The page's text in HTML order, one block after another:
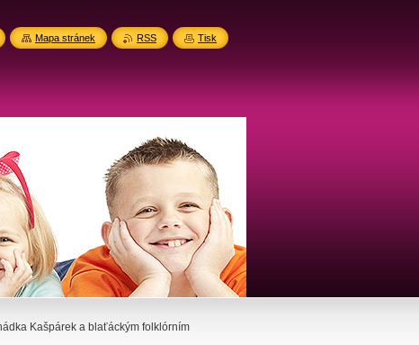
Kašpárek a blaťáckým folklórním
Mapa stránek RSS Tisk